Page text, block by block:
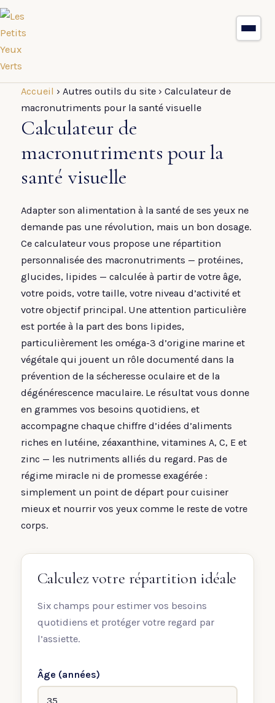
Accueil › Autres outils du site › Calculateur de
macronutriments pour la santé visuelle
Calculateur de
macronutriments pour la
santé visuelle
Adapter son alimentation à la santé de ses yeux ne
demande pas une révolution, mais un bon dosage.
Ce calculateur vous propose une répartition
personnalisée des macronutriments — protéines,
glucides, lipides — calculée à partir de votre âge,
votre poids, votre taille, votre niveau d’activité et
votre objectif principal. Une attention particulière
est portée à la part des bons lipides,
particulièrement les oméga-3 d’origine marine et
végétale qui jouent un rôle documenté dans la
prévention de la sécheresse oculaire et de la
dégénérescence maculaire. Le résultat vous donne
en grammes vos besoins quotidiens, et
accompagne chaque chiffre d’idées d’aliments
riches en lutéine, zéaxanthine, vitamines A, C, E et
zinc — les nutriments alliés du regard. Pas de
régime miracle ni de promesse exagérée :
simplement un point de départ pour cuisiner
mieux et nourrir vos yeux comme le reste de votre
corps.
Calculez votre répartition idéale
Six champs pour estimer vos besoins
quotidiens et protéger votre regard par
l’assiette.
Âge (années)